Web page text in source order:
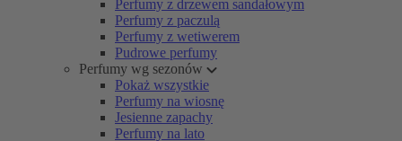
Perfumy z drzewem sandałowym
Perfumy z paczulą
Perfumy z wetiwerem
Pudrowe perfumy
Perfumy wg sezonów
Pokaż wszystkie
Perfumy na wiosnę
Jesienne zapachy
Perfumy na lato